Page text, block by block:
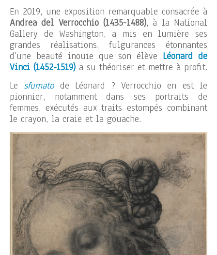
En 2019, une exposition remarquable consacrée à
Andrea del Verrocchio (1435-1488), à la National
Gallery de Washington, a mis en lumière ses
grandes réalisations, fulgurances étonnantes
d’une beauté inouïe que son élève Léonard de
Vinci (1452-1519) a su théoriser et mettre à profit.
Le sfumatode Léonard ? Verrocchio en est le
pionnier, notamment dans ses portraits de
femmes, exécutés aux traits estompés combinant
le crayon, la craie et la gouache.